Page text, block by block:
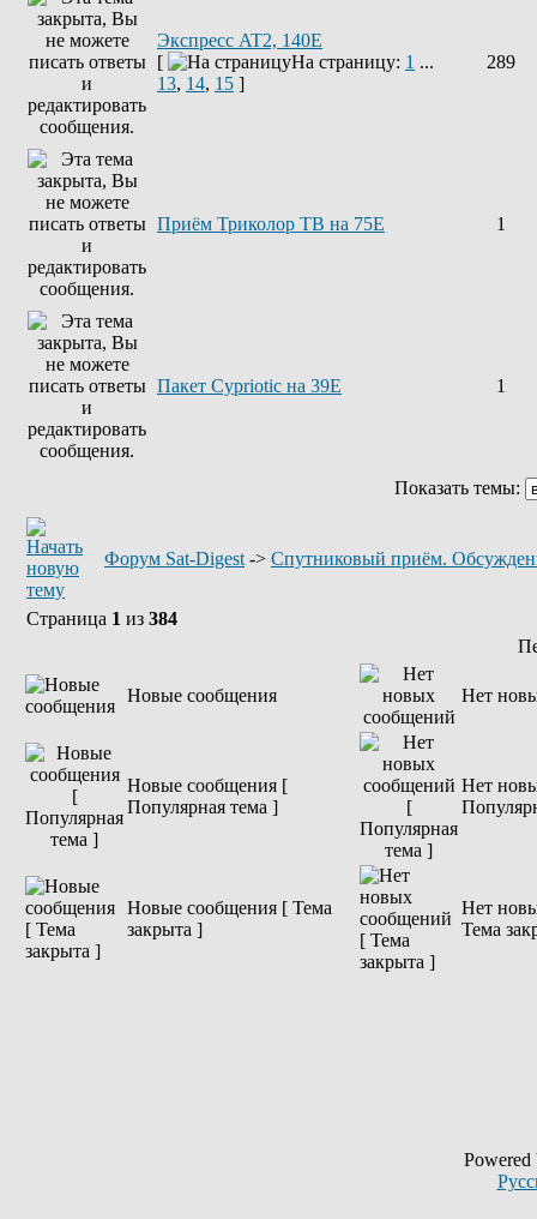
Экспресс AT2, 140E
[
На страницу: 1 ...
13, 14, 15 ]
289
Приём Триколор ТВ на 75Е 1
Пакет Cypriotic на 39Е 1
Показать темы:
Форум Sat-Digest -> Спутниковый приём.
Страница 1 из 384
Новые сообщения Нет
Новые сообщения [
Популярная тема ]
Нет
Новые сообщения [ Тема
закрыта ]
Нет
Тема